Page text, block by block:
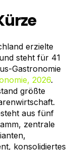
erzielte
steht für 41
Gastronomie
2026.
größte
aus fünf
zentrale
konsolidiertes